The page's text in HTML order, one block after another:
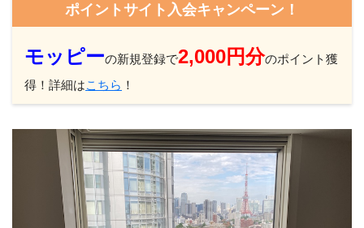
ポイントサイト入会キャンペーン！
モッピーの新規登録で2,000円分のポイント獲
得！詳細はこちら ！